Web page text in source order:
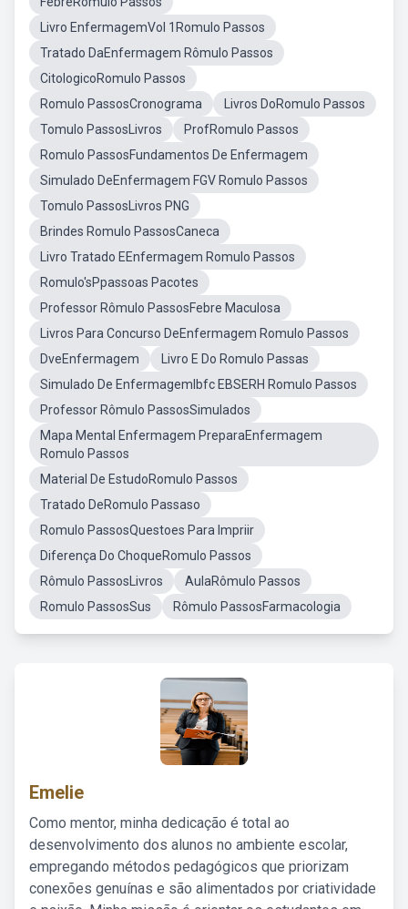
Livro EnfermagemVol 1Romulo Passos
Tratado DaEnfermagem Rômulo Passos
CitologicoRomulo Passos
Romulo PassosCronograma
Livros DoRomulo Passos
Tomulo PassosLivros
ProfRomulo Passos
Romulo PassosFundamentos De Enfermagem
Simulado DeEnfermagem FGV Romulo Passos
Tomulo PassosLivros PNG
Brindes Romulo PassosCaneca
Livro Tratado EEnfermagem Romulo Passos
Romulo'sPpassoas Pacotes
Professor Rômulo PassosFebre Maculosa
Livros Para Concurso DeEnfermagem Romulo Passos
DveEnfermagem
Livro E Do Romulo Passas
Simulado De EnfermagemIbfc EBSERH Romulo Passos
Professor Rômulo PassosSimulados
Mapa Mental Enfermagem PreparaEnfermagem
Romulo Passos
Material De EstudoRomulo Passos
Tratado DeRomulo Passaso
Romulo PassosQuestoes Para Impriir
Diferença Do ChoqueRomulo Passos
Rômulo PassosLivros
AulaRômulo Passos
Romulo PassosSus
Rômulo PassosFarmacologia
Emelie
Como mentor, minha dedicação é total ao
desenvolvimento dos alunos no ambiente escolar,
empregando métodos pedagógicos que priorizam
conexões genuínas e são alimentados por criatividade